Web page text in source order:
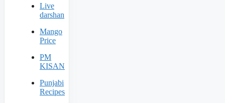
Live
darshan
Mango
Price
PM
KISAN
Punjabi
Recipes